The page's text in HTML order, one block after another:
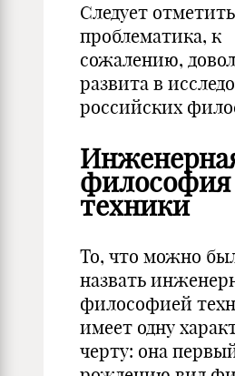
Следует
пробле­матика, к
сожалению,
развита в
российских
философия
техники
То, что можно
назвать
философией
имеет одну
черту: она